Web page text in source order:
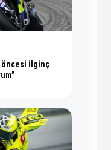
öncesi ilginç